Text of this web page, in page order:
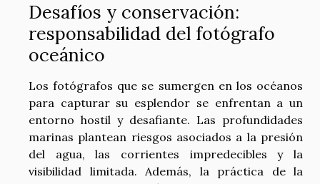
Desafíos y conservación:
responsabilidad del fotógrafo
oceánico
Los fotógrafos que se sumergen en los océanos
para capturar su esplendor se enfrentan a un
entorno hostil y desafiante. Las profundidades
marinas plantean riesgos asociados a la presión
del agua, las corrientes impredecibles y la
visibilidad limitada. Además, la práctica de la